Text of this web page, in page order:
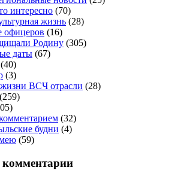
интересно (70)
жизнь (28)
офицеров (16)
Родину (305)
даты (67)
(40)
(3)
ВСЧ отрасли (28)
(259)
(32)
будни (4)
(59)
комментарии